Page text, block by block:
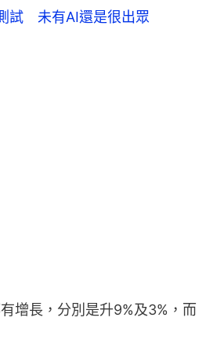
試 未有AI還是很出眾
增長，分別是升9%及3%，而